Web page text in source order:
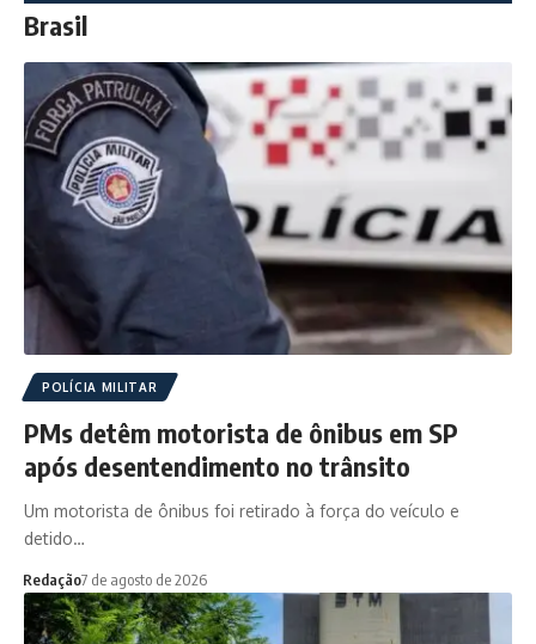
Brasil
POLÍCIA MILITAR
PMs detêm motorista de ônibus em SP
após desentendimento no trânsito
Um motorista de ônibus foi retirado à força do veículo e
detido…
Redação7 de agosto de 2026